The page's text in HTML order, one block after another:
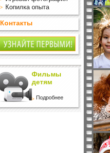
Копилка опыта
Контакты
Фильмы
детям
Подробнее